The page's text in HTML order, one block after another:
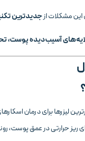
این مشکلات ازجدیدترین
آسیب‌دیده پوست،
ریز حرارتی در عمق پوست،